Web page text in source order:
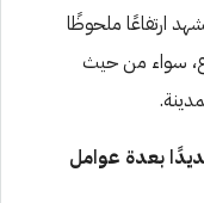
ارتفاعًا ملحوظًا
سواء من حيث
بعدة عوامل